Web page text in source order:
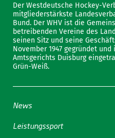
Der Westdeutsche Hockey-
mitgliederstärkste
Bund. Der WHV ist die
betreibenden Vereine des
seinen Sitz und seine
November 1947 gegründet
Amtsgerichts Duisburg
Grün-Weiß.
News
Leistungssport